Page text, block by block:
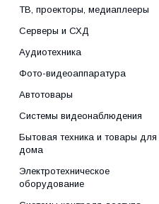
ТВ, проекторы, медиаплееры
Серверы и СХД
Аудиотехника
Фото-видеоаппаратура
Автотовары
Системы видеонаблюдения
Бытовая техника и товары для
дома
Электротехническое
оборудование